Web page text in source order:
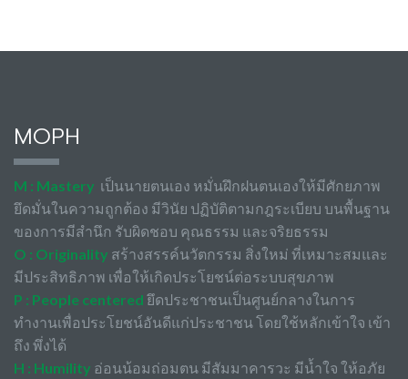
MOPH
M : Mastery เป็นนายตนเอง หมั่นฝึกฝนตนเองให้มีศักยภาพ
ยึดมั่นในความถูกต้อง มีวินัย ปฏิบัติตามกฎระเบียบ บนพื้นฐาน
ของการมีสำนึก รับผิดชอบ คุณธรรม และจริยธรรม
O : Originality สร้างสรรค์นวัตกรรม สิ่งใหม่ ที่เหมาะสมและ
มีประสิทธิภาพ เพื่อให้เกิดประโยชน์ต่อระบบสุขภาพ
P : People centered ยึดประชาชนเป็นศูนย์กลางในการ
ทำงานเพื่อประโยชน์อันดีแก่ประชาชน โดยใช้หลักเข้าใจ เข้า
ถึง พึ่งได้
H : Humility อ่อนน้อมถ่อมตน มีสัมมาคารวะ มีน้ำใจ ให้อภัย